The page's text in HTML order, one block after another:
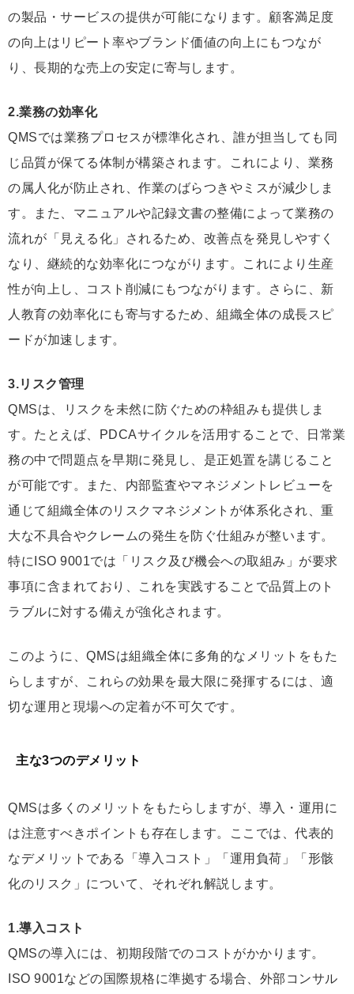
の製品・サービスの提供が可能になります。顧客満足度
の向上はリピート率やブランド価値の向上にもつなが
り、長期的な売上の安定に寄与します。
2.業務の効率化
QMSでは業務プロセスが標準化され、誰が担当しても同
じ品質が保てる体制が構築されます。これにより、業務
の属人化が防止され、作業のばらつきやミスが減少しま
す。また、マニュアルや記録文書の整備によって業務の
流れが「見える化」されるため、改善点を発見しやすく
なり、継続的な効率化につながります。これにより生産
性が向上し、コスト削減にもつながります。さらに、新
人教育の効率化にも寄与するため、組織全体の成長スピ
ードが加速します。
3.リスク管理
QMSは、リスクを未然に防ぐための枠組みも提供しま
す。たとえば、PDCAサイクルを活用することで、日常業
務の中で問題点を早期に発見し、是正処置を講じること
が可能です。また、内部監査やマネジメントレビューを
通じて組織全体のリスクマネジメントが体系化され、重
大な不具合やクレームの発生を防ぐ仕組みが整います。
特にISO 9001では「リスク及び機会への取組み」が要求
事項に含まれており、これを実践することで品質上のト
ラブルに対する備えが強化されます。
このように、QMSは組織全体に多角的なメリットをもた
らしますが、これらの効果を最大限に発揮するには、適
切な運用と現場への定着が不可欠です。
主な3つのデメリット
QMSは多くのメリットをもたらしますが、導入・運用に
は注意すべきポイントも存在します。ここでは、代表的
なデメリットである「導入コスト」「運用負荷」「形骸
化のリスク」について、それぞれ解説します。
1.導入コスト
QMSの導入には、初期段階でのコストがかかります。
ISO 9001などの国際規格に準拠する場合、外部コンサル